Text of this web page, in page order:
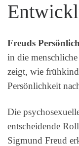
Freuds
in die
zeigt, wie
Persönlichkeit
Die
entscheidende
Sigmund Freud